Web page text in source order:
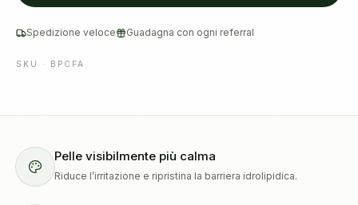
Spedizione veloce Guadagna con ogni referral
SKU · BPCFA
Pelle visibilmente più calma
Riduce l’irritazione e ripristina la barriera idrolipidica.